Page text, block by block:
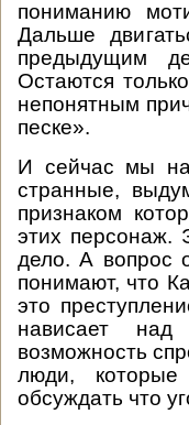
пониманию
Дальше
предыдущим
Остаются
непонятным
песке».
И сейчас мы
странные,
признаком
этих персонаж.
дело. А вопрос
понимают, что
это
нависает
возможность
люди,
обсуждать что